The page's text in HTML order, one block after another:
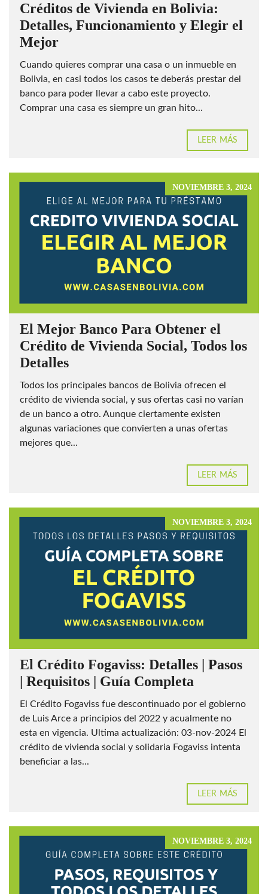
Créditos de Vivienda en Bolivia:
Detalles, Funcionamiento y Elegir el
Mejor
Cuando quieres comprar una casa o un inmueble en
Bolivia, en casi todos los casos te deberás prestar del
banco para poder llevar a cabo este proyecto.
Comprar una casa es siempre un gran hito...
LEER MÁS
NOVIEMBRE 3, 2024
El Mejor Banco Para Obtener el
Crédito de Vivienda Social, Todos los
Detalles
Todos los principales bancos de Bolivia ofrecen el
crédito de vivienda social, y sus ofertas casi no varían
de un banco a otro. Aunque ciertamente existen
algunas variaciones que convierten a unas ofertas
mejores que...
LEER MÁS
NOVIEMBRE 3, 2024
El Crédito Fogaviss: Detalles | Pasos
| Requisitos | Guía Completa
El Crédito Fogaviss fue descontinuado por el gobierno
de Luis Arce a principios del 2022 y acualmente no
esta en vigencia. Ultima actualización: 03-nov-2024 El
crédito de vivienda social y solidaria Fogaviss intenta
beneficiar a las...
LEER MÁS
NOVIEMBRE 3, 2024